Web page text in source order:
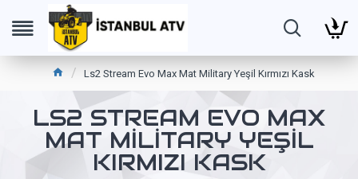
Ls2 Stream Evo Max Mat Military Yeşil Kırmızı Kask
LS2 STREAM EVO MAX
MAT MILITARY YEŞIL
KIRMIZI KASK